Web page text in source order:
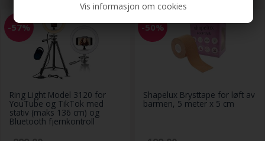
Vis informasjon om cookies
-57%
Ring Light Model 3120 for
YouTube og TikTok med
stativ (maks 136 cm) og
Bluetooth fjernkontroll
-50%
Shapelux Brysttape for løft av
barmen, 5 meter x 5 cm